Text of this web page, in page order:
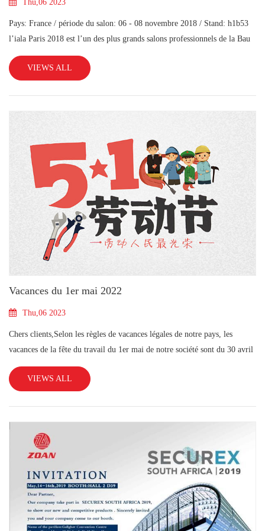
Thu,06 2023
Pays: France / période du salon: 06 - 08 novembre 2018 / Stand: h1b53
l’iala Paris 2018 est l’un des plus grands salons professionnels de la Bau
au monde. Le plus grand salon du travail en Europe aprè
VIEWS ALL
Vacances du 1er mai 2022
Thu,06 2023
Chers clients,Selon les règles de vacances légales de notre pays, les
vacances de la fête du travail du 1er mai de notre société sont du 30 avril
au 4 mai.Nous reprendrons nos activités normales le 5
VIEWS ALL